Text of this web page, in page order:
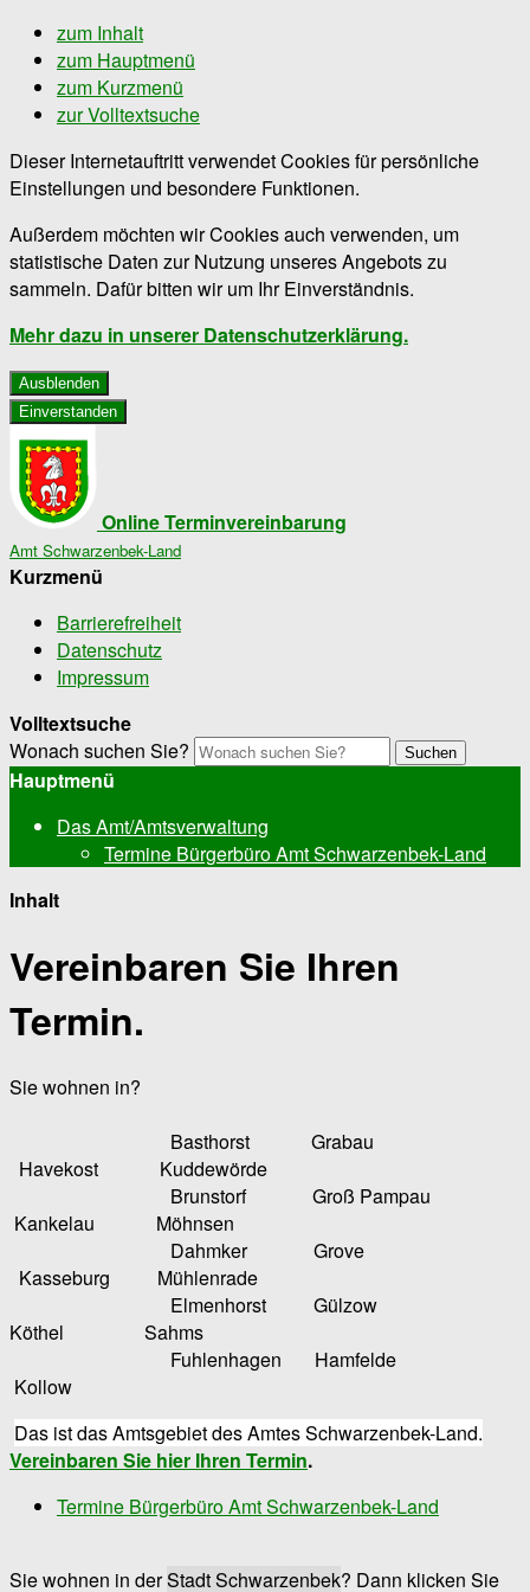
zum Inhalt
zum Hauptmenü
zum Kurzmenü
zur Volltextsuche
Dieser Internetauftritt verwendet Cookies für persönliche
Einstellungen und besondere Funktionen.
Außerdem möchten wir Cookies auch verwenden, um
statistische Daten zur Nutzung unseres Angebots zu
sammeln. Dafür bitten wir um Ihr Einverständnis.
Mehr dazu in unserer Datenschutzerklärung.
Ausblenden
Einverstanden
Online Terminvereinbarung
Amt Schwarzenbek-Land
Kurzmenü
Barrierefreiheit
Datenschutz
Impressum
Volltextsuche
Wonach suchen Sie?
Suchen
Hauptmenü
Das Amt/Amtsverwaltung
Termine Bürgerbüro Amt Schwarzenbek-Land
Inhalt
Vereinbaren Sie Ihren
Termin.
Sie wohnen in?
Basthorst Grabau
Havekost Kuddewörde
Brunstorf Groß Pampau
Kankelau Möhnsen
Dahmker Grove
Kasseburg Mühlenrade
Elmenhorst Gülzow
Köthel Sahms
Fuhlenhagen Hamfelde
Kollow
Das ist das Amtsgebiet des Amtes Schwarzenbek-Land.
Vereinbaren Sie hier Ihren Termin.
Termine Bürgerbüro Amt Schwarzenbek-Land
Sie wohnen in derStadt Schwarzenbek? Dann klicken Sie